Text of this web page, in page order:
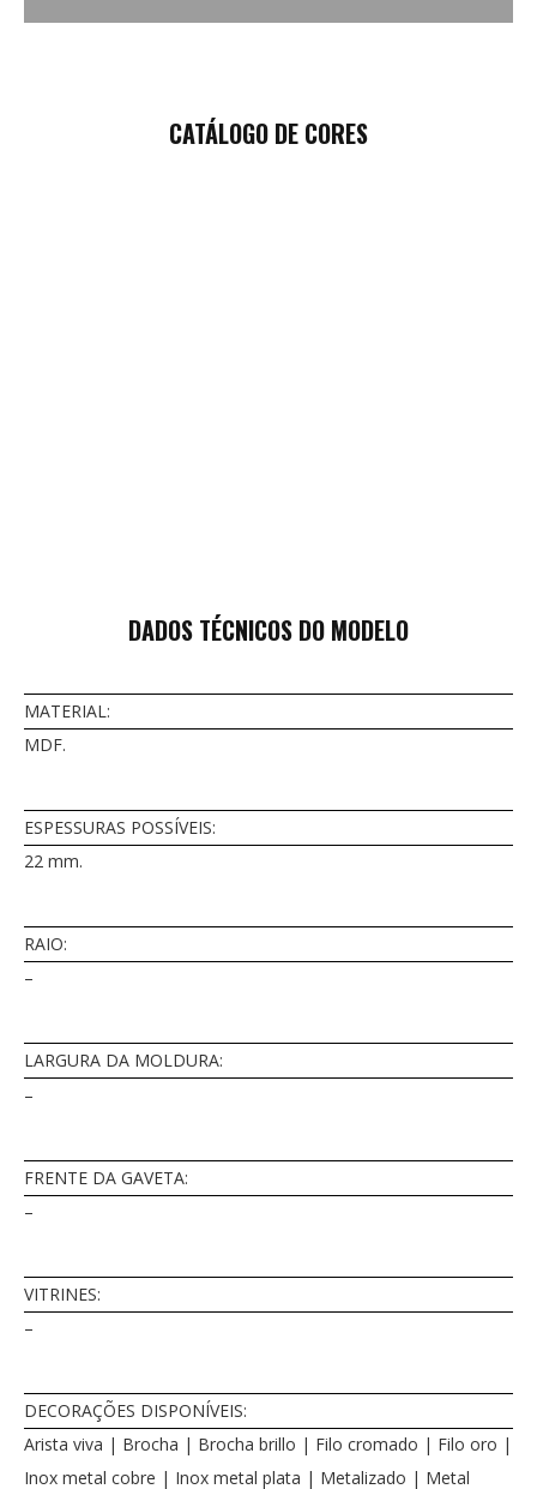
CATÁLOGO DE CORES
DADOS TÉCNICOS DO MODELO
MATERIAL:
MDF.
ESPESSURAS POSSÍVEIS:
22 mm.
RAIO:
–
LARGURA DA MOLDURA:
–
FRENTE DA GAVETA:
–
VITRINES:
–
DECORAÇÕES DISPONÍVEIS:
Arista viva | Brocha | Brocha brillo | Filo cromado | Filo oro |
Inox metal cobre | Inox metal plata | Metalizado | Metal